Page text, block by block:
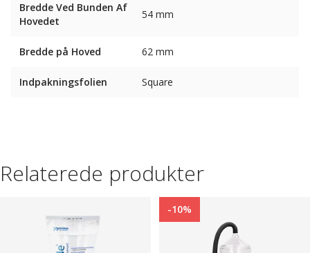
Bredde Ved Bunden Af ​​
Hovedet
54 mm
Bredde på Hoved 62 mm
Indpakningsfolien Square
Relaterede produkter
-10%